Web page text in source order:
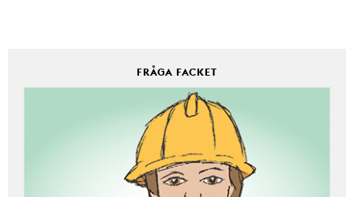
FRÅGA FACKET